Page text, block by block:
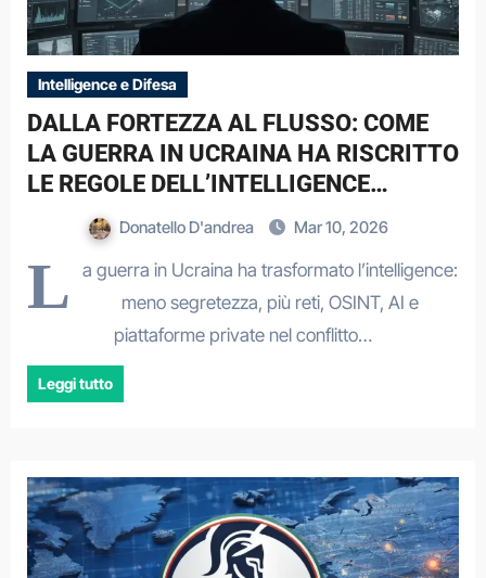
Intelligence e Difesa
DALLA FORTEZZA AL FLUSSO: COME
LA GUERRA IN UCRAINA HA RISCRITTO
LE REGOLE DELL’INTELLIGENCE
CONTEMPORANEA
Donatello D'andrea Mar 10, 2026
L
a guerra in Ucraina ha trasformato l’intelligence:
meno segretezza, più reti, OSINT, AI e
piattaforme private nel conflitto…
Leggi tutto